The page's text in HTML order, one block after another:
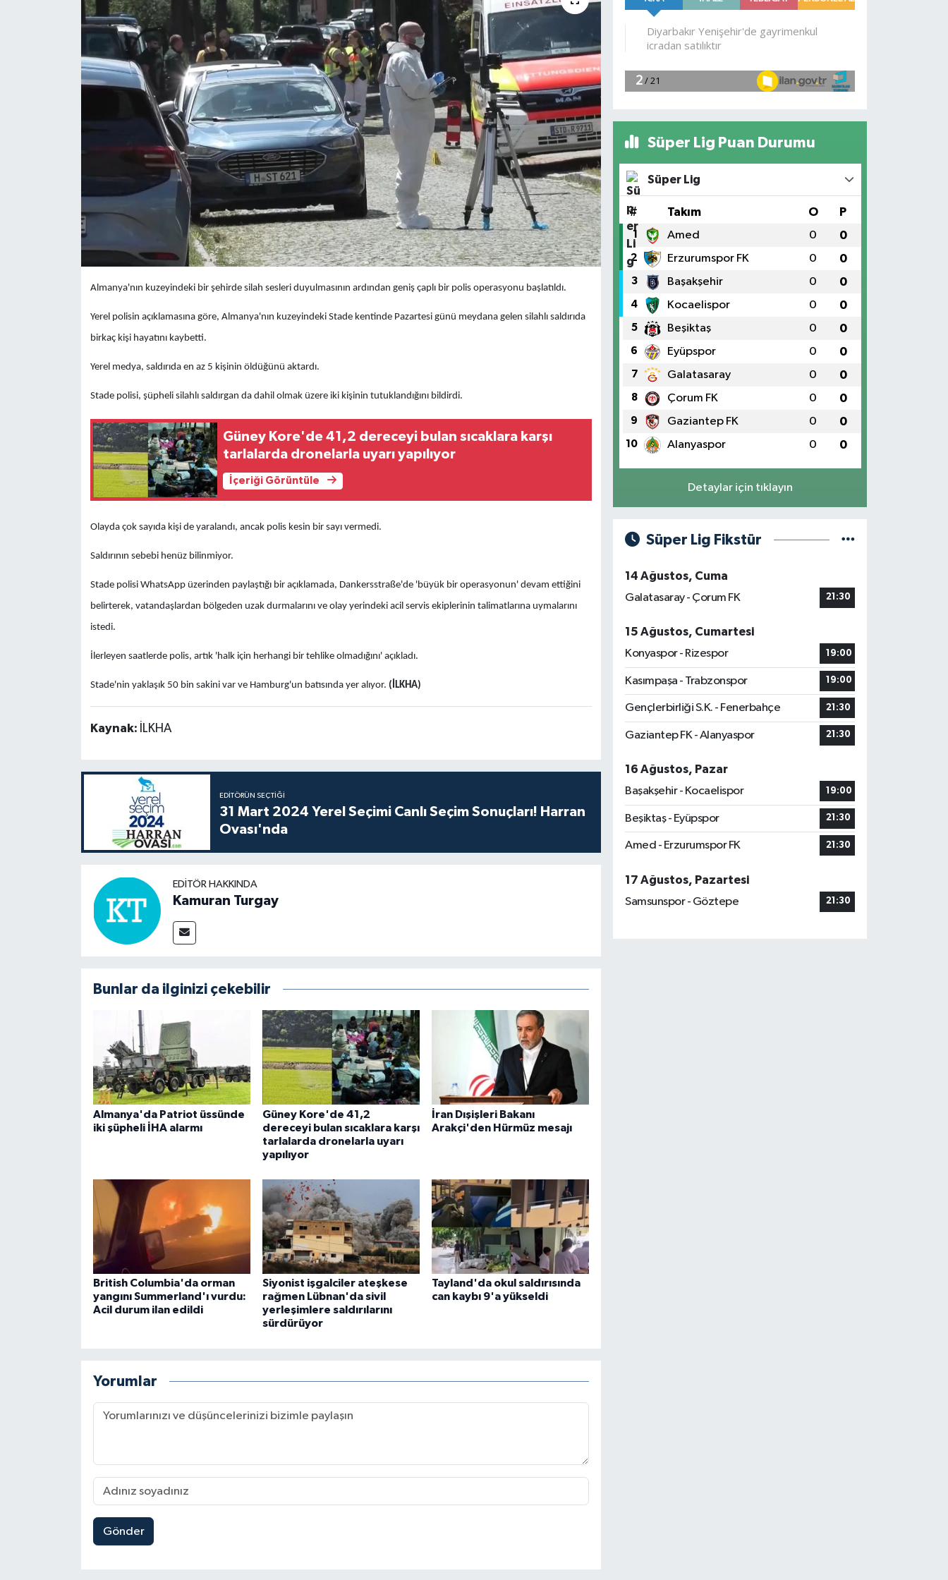
Almanya'nın kuzeyindeki bir şehirde silah sesleri duyulmasının ardından geniş çaplı bir polis operasyonu başlatıldı.
Yerel polisin açıklamasına göre, Almanya'nın kuzeyindeki Stade kentinde Pazartesi günü meydana gelen silahlı saldırıda
birkaç kişi hayatını kaybetti.
Yerel medya, saldırıda en az 5 kişinin öldüğünü aktardı.
Stade polisi, şüpheli silahlı saldırgan da dahil olmak üzere iki kişinin tutuklandığını bildirdi.
Güney Kore'de 41,2 dereceyi bulan sıcaklara karşı
tarlalarda dronelarla uyarı yapılıyor
İçeriği Görüntüle
Olayda çok sayıda kişi de yaralandı, ancak polis kesin bir sayı vermedi.
Saldırının sebebi henüz bilinmiyor.
Stade polisi WhatsApp üzerinden paylaştığı bir açıklamada, Dankersstraße'de 'büyük bir operasyonun' devam ettiğini
belirterek, vatandaşlardan bölgeden uzak durmalarını ve olay yerindeki acil servis ekiplerinin talimatlarına uymalarını
istedi.
İlerleyen saatlerde polis, artık 'halk için herhangi bir tehlike olmadığını' açıkladı.
Stade'nin yaklaşık 50 bin sakini var ve Hamburg'un batısında yer alıyor. (İLKHA)
Kaynak: İLKHA
EDITÖRÜN SEÇTIĞI
31 Mart 2024 Yerel Seçimi Canlı Seçim Sonuçları! Harran
Ovası'nda
EDITÖR HAKKINDA
Kamuran Turgay
Bunlar da ilginizi çekebilir
Almanya'da Patriot üssünde
iki şüpheli İHA alarmı
Güney Kore'de 41,2
dereceyi bulan sıcaklara karşı
tarlalarda dronelarla uyarı
yapılıyor
İran Dışişleri Bakanı
Arakçi'den Hürmüz mesajı
British Columbia'da orman
yangını Summerland'ı vurdu:
Acil durum ilan edildi
Siyonist işgalciler ateşkese
rağmen Lübnan'da sivil
yerleşimlere saldırılarını
sürdürüyor
Tayland'da okul saldırısında
can kaybı 9'a yükseldi
Yorumlar
Gönder
Süper Lig Puan Durumu
Süper Lig
# Takım O P
1 Amed 0 0
2 Erzurumspor FK 0 0
3 Başakşehir 0 0
4 Kocaelispor 0 0
5 Beşiktaş 0 0
6 Eyüpspor 0 0
7 Galatasaray 0 0
8 Çorum FK 0 0
9 Gaziantep FK 0 0
10 Alanyaspor 0 0
Detaylar için tıklayın
Süper Lig Fikstür
14 Ağustos, Cuma
Galatasaray - Çorum FK
21:30
15 Ağustos, Cumartesi
Konyaspor - Rizespor
19:00
Kasımpaşa - Trabzonspor 19:00
Gençlerbirliği S.K. - Fenerbahçe 21:30
Gaziantep FK - Alanyaspor 21:30
16 Ağustos, Pazar
Başakşehir - Kocaelispor
19:00
Beşiktaş - Eyüpspor 21:30
Amed - Erzurumspor FK 21:30
17 Ağustos, Pazartesi
Samsunspor - Göztepe
21:30